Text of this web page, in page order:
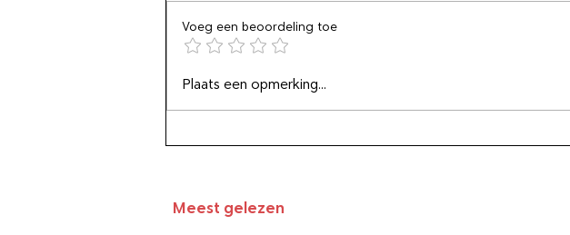
80 jaar D-Day: de Maurice
De Wilde podcasts
Voeg een beoordeling toe
Plaats een opmerking...
Meest gelezen